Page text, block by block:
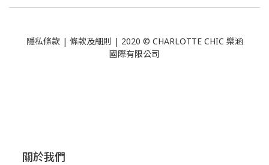
隱私條款| 條款及細則 | 2020 © CHARLOTTE CHIC 樂涵
國際有限公司
關於我們